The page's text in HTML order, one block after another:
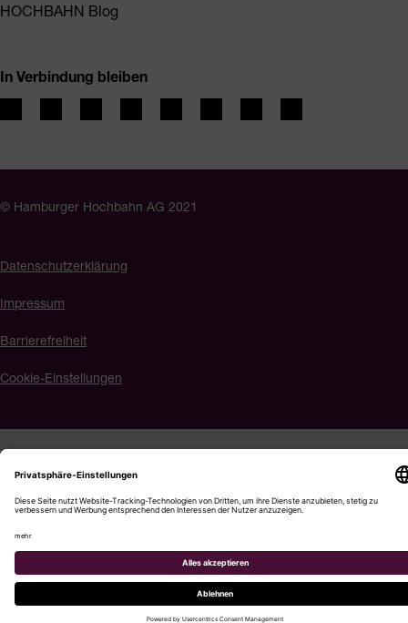
HOCHBAHN Blog
In Verbindung bleiben
© Hamburger Hochbahn AG 2021
Datenschutzerklärung
Impressum
Barrierefreiheit
Cookie-Einstellungen